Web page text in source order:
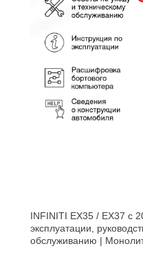
INFINITI EX35 / EX37 с
эксплуатации,
обслуживанию |